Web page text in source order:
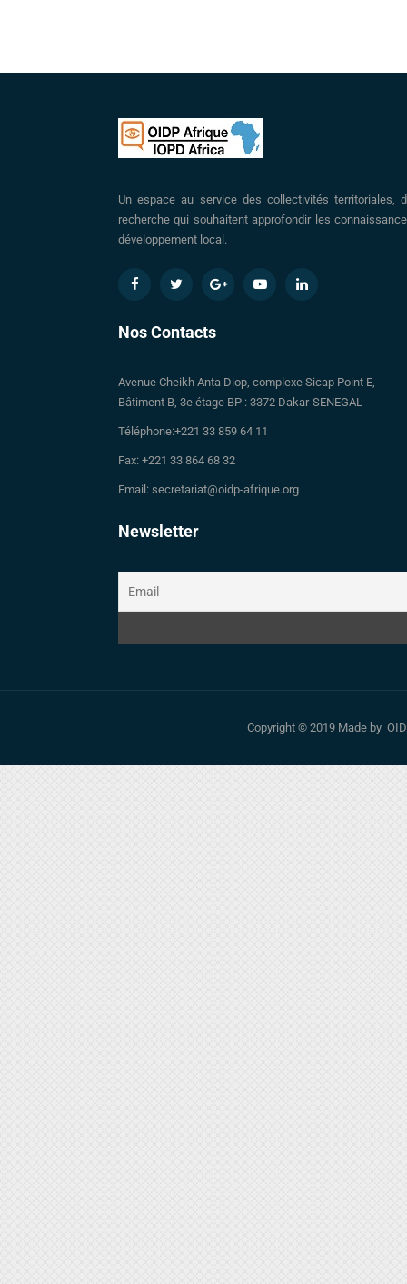
Un espace au service des collectivités
recherche qui souhaitent approfondir les
développement local.
Nos Contacts
Avenue Cheikh Anta Diop, complexe Sicap Point E,
Bâtiment B, 3e étage BP : 3372 Dakar-SENEGAL
Téléphone:+221 33 859 64 11
Fax: +221 33 864 68 32
Email: secretariat@oidp-afrique.org
Newsletter
Copyright © 2019 Made by